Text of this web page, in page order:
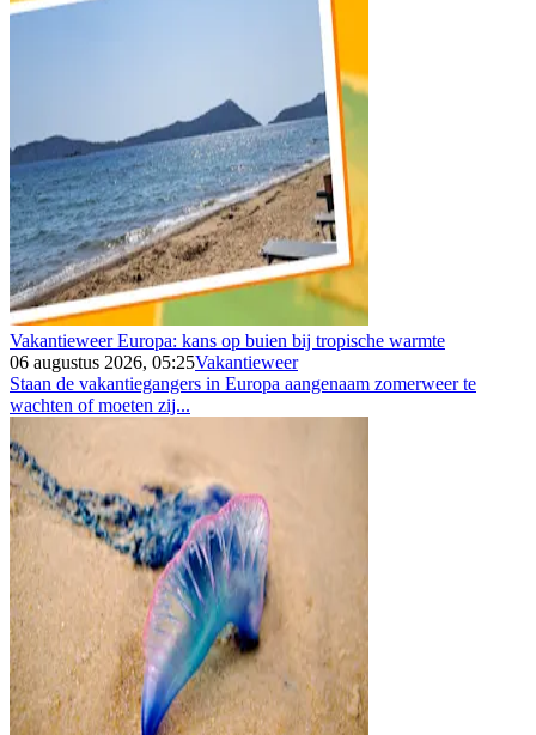
Vakantieweer Europa: kans op buien bij tropische warmte
06 augustus 2026, 05:25Vakantieweer
Staan de vakantiegangers in Europa aangenaam zomerweer te
wachten of moeten zij...